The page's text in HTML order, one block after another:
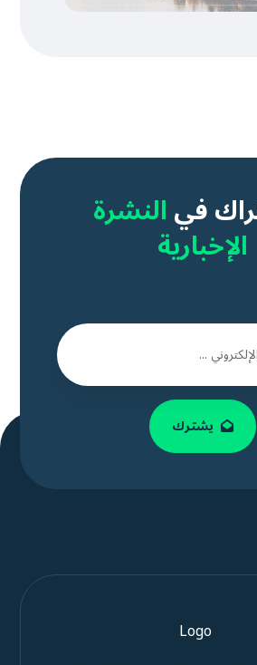
فيالنشرة
الإخبارية
يشترك